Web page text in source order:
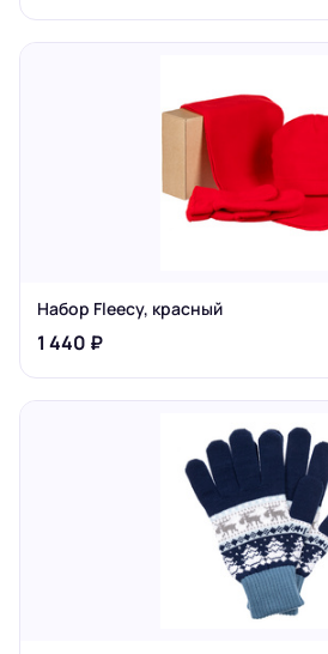
Набор Fleecy, красный
1 440 ₽